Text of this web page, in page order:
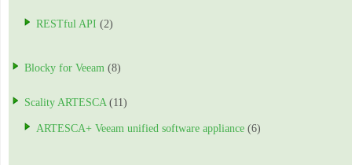
RESTful API (2)
Blocky for Veeam (8)
Scality ARTESCA (11)
ARTESCA+ Veeam unified software appliance (6)